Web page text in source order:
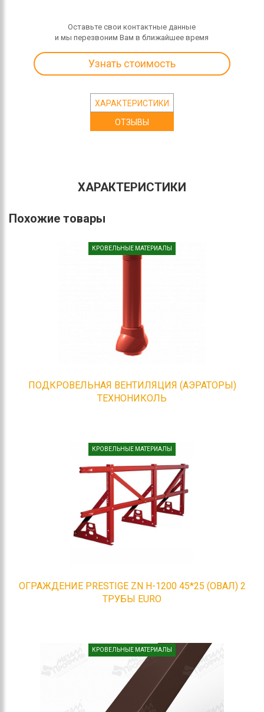
Оставьте свои контактные данные
и мы перезвоним Вам в ближайшее время
Узнать стоимость
ХАРАКТЕРИСТИКИ
ОТЗЫВЫ
ХАРАКТЕРИСТИКИ
Похожие товары
КРОВЕЛЬНЫЕ МАТЕРИАЛЫ
ПОДКРОВЕЛЬНАЯ ВЕНТИЛЯЦИЯ (АЭРАТОРЫ)
ТЕХНОНИКОЛЬ
КРОВЕЛЬНЫЕ МАТЕРИАЛЫ
ОГРАЖДЕНИЕ PRESTIGE ZN H-1200 45*25 (ОВАЛ) 2
ТРУБЫ EURO
КРОВЕЛЬНЫЕ МАТЕРИАЛЫ